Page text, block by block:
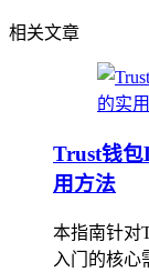
相关文章
Trust钱包
用方法
本指南针对
入门的核心